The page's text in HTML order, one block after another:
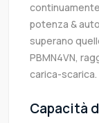
potenza &
superano
PBMN4VN,
carica-scarica.
Capacità